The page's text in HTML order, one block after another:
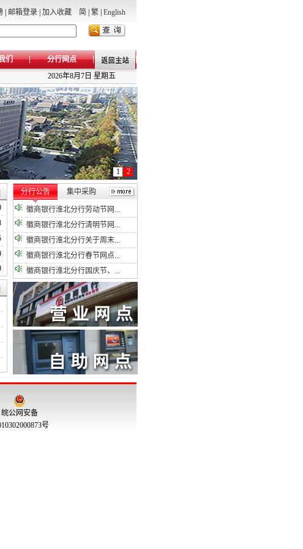
邮箱登录 加入收藏 简 繁 English
们
分行网点
2026年8月7日 星期五
1 2
分行公告 集中采购
徽商银行淮北分行劳动节网...
徽商银行淮北分行清明节网...
徽商银行淮北分行关于周末...
徽商银行淮北分行春节网点...
徽商银行淮北分行国庆节、...
皖公网安备
号